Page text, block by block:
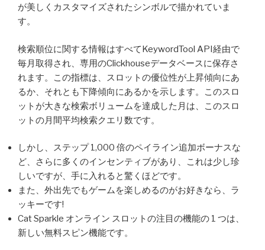
が美しくカスタマイズされたシンボルで描かれていま
す。
検索順位に関する情報はすべてKeywordTool API経由で
毎月取得され、専用のClickhouseデータベースに保存さ
れます。この指標は、スロットの優位性が上昇傾向にあ
るか、それとも下降傾向にあるかを示します。このスロ
ットが大きな検索ボリュームを達成した月は、このスロ
ットの月間平均検索クエリ数です。
しかし、ステップ 1,000 倍のペイライン追加ボーナスな
ど、さらに多くのインセンティブがあり、これは少し珍
しいですが、手に入れると驚くほどです。
また、外出先でもゲームを楽しめるのがお好きなら、ラ
ッキーです!
Cat Sparkle オンライン スロットの注目の機能の 1 つは、
新しい無料スピン機能です。